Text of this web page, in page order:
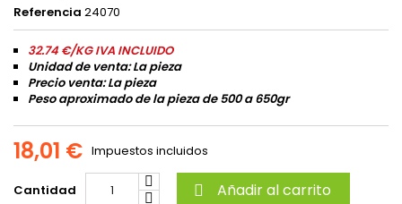
Referencia 24070
32.74 €/KG IVA INCLUIDO
Unidad de venta: La pieza
Precio venta: La pieza
Peso aproximado de la pieza de 500 a 650gr
18,01 € Impuestos incluidos
Cantidad  Añadir al carrito